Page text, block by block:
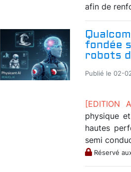
afin de
fondée
robots
Publié le 02-
[EDITION
physique
hautes
semi
Réservé